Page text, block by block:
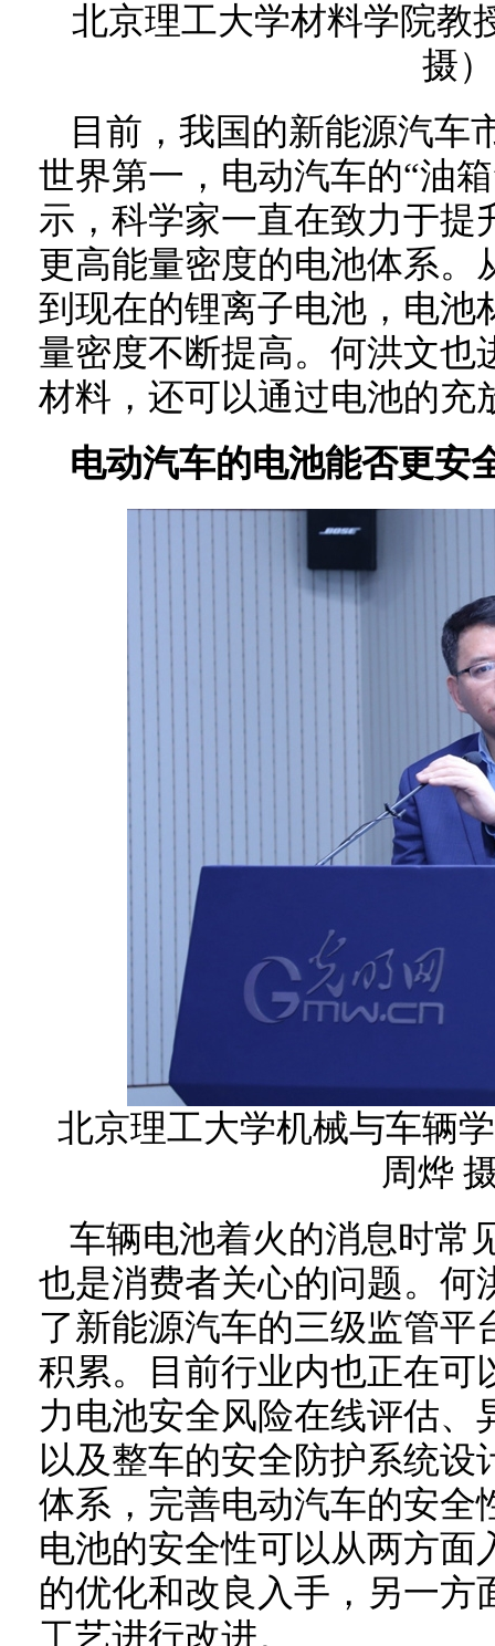
北京理工大学材料学院教
摄）
目前，我国的新能源汽车
世界第一，电动汽车的“油
示，科学家一直在致力于提
更高能量密度的电池体系。
到现在的锂离子电池，电池
量密度不断提高。何洪文也
材料，还可以通过电池的充
电动汽车的电池能否更安
北京理工大学机械与车辆
周烨
车辆电池着火的消息时常
也是消费者关心的问题。何
了新能源汽车的三级监管平
积累。目前行业内也正在可
力电池安全风险在线评估、
以及整车的安全防护系统
体系，完善电动汽车的安全
电池的安全性可以从两方面
的优化和改良入手，另一方
工艺进行改进。